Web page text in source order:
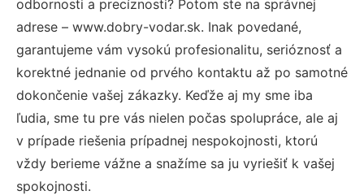
odbornosti a precíznosti? Potom ste na správnej
adrese – www.dobry-vodar.sk. Inak povedané,
garantujeme vám vysokú profesionalitu, serióznosť a
korektné jednanie od prvého kontaktu až po samotné
dokončenie vašej zákazky. Keďže aj my sme iba
ľudia, sme tu pre vás nielen počas spolupráce, ale aj
v prípade riešenia prípadnej nespokojnosti, ktorú
vždy berieme vážne a snažíme sa ju vyriešiť k vašej
spokojnosti.